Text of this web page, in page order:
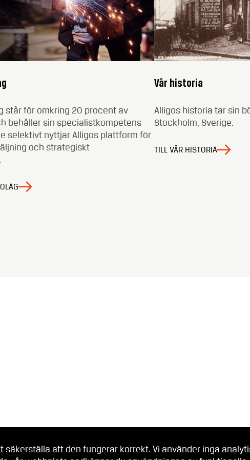
står för omkring 20 procent av
behåller sin specialistkompetens
selektivt nyttjar Alligos plattform för
och strategiskt
Vår historia
Alligos historia tar sin
Stockholm, Sverige.
TILL VÅR HISTORIA
att den fungerar korrekt. Vi använder inga